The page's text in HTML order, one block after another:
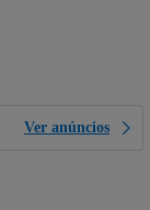
Ver anúncios